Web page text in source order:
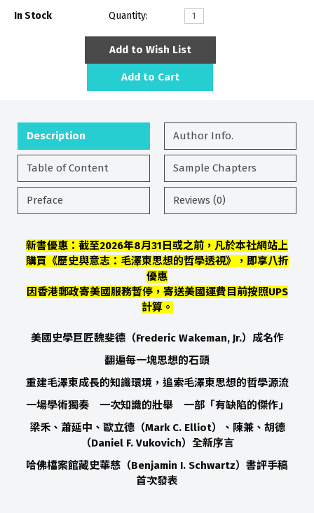
In Stock Quantity:
Add to Wish List
Add to Cart
Description Author Info.
Table of Content Sample Chapters
Preface Reviews (0)
新書優惠：截至2026年8月31日或之前，凡於本社網站上
購買《歷史與意志：毛澤東思想的哲學透視》，即享八折
優惠
因香港郵政寄美國服務暫停，寄送美國運費目前按照UPS
計算。
美國史學巨匠魏斐德（Frederic Wakeman, Jr.） 成名作
翻遍每一塊思想的石頭
重建毛澤東成長的知識環境，追索毛澤東思想的哲學源流
一場學術獨奏 一次知識的壯舉 一部「有缺陷的傑作」
梁禾、蕭延中、歐立德（Mark C. Elliot）
、陳兼、胡德
（Daniel F. Vukovich） 全新序言
哈佛檔案館藏史華慈（Benjamin I. Schwartz）書評手稿
首次發表